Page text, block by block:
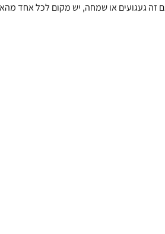
זה געגועים או שמחה, יש מקום לכל אחד